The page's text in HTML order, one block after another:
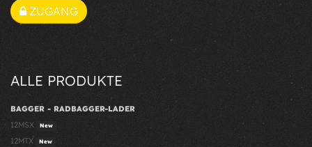
ZUGANG
ALLE PRODUKTE
BAGGER - RADBAGGER-LADER
12MSX
New
12MTX New